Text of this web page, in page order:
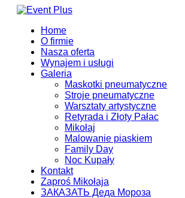
Home
O firmie
Nasza oferta
Wynajem i usługi
Galeria
Maskotki pneumatyczne
Stroje pneumatyczne
Warsztaty artystyczne
Retyrada i Złoty Pałac
Mikołaj
Malowanie piaskiem
Family Day
Noc Kupały
Kontakt
Zaproś Mikołaja
ЗАКАЗАТЬ Деда Мороза